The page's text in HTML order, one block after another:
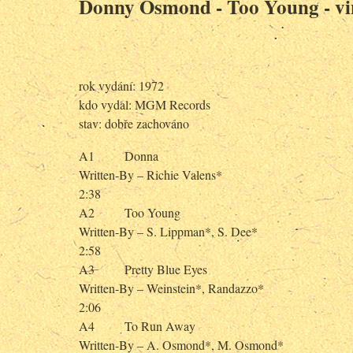
Donny Osmond - Too Young -
rok vydání: 1972
kdo vydal: MGM Records
stav: dobře zachováno
A1 Donna
Written-By – Richie Valens*
2:38
A2 Too Young
Written-By – S. Lippman*, S. Dee*
2:58
A3 Pretty Blue Eyes
Written-By – Weinstein*, Randazzo*
2:06
A4 To Run Away
Written-By – A. Osmond*, M. Osmond*